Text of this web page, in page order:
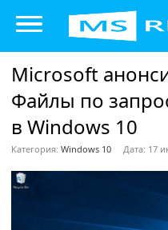
Microsoft
Файлы по
в Windows 10
Категория: Windows 10 Дата: 17